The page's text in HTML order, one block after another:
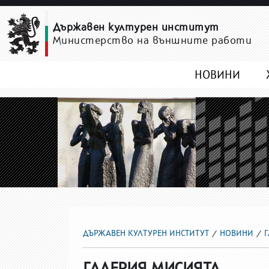
ГАЛЕРИЯ МИСИЯТА
Държавен културен институт
Министерство на външните работи
НОВИНИ
ДЪРЖАВЕН КУЛТУРЕН ИНСТИТУТ НОВИНИ